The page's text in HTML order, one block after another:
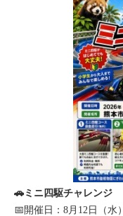
🚗ミニ四駆チャレンジ
📅開催日：8月12日（水）